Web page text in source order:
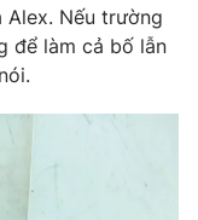
Nếu trường
để làm cả bố lẫn